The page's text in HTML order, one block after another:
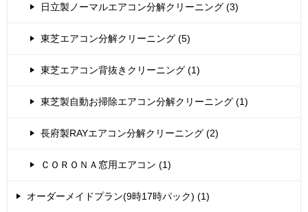
日立製ノーマルエアコン分解クリーニング (3)
東芝エアコン分解クリーニング (5)
東芝エアコン背抜きクリーニング (1)
東芝製自動お掃除エアコン分解クリーニング (1)
長府製RAYエアコン分解クリーニング (2)
ＣＯＲＯＮＡ窓用エアコン (1)
オーダーメイドプラン(9時17時パック) (1)